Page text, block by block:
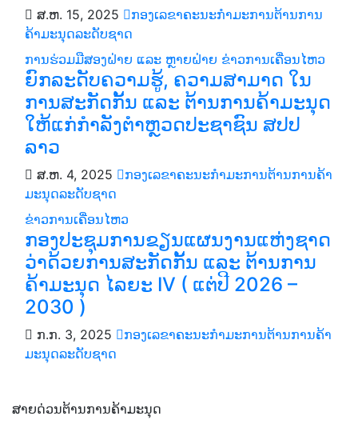
ສ.ຫ. 15, 2025
ກອງເລຂາຄະນະກຳມະການຕ້ານການ
ຄ້າມະນຸດລະດັບຊາດ
ການຮ່ວມມືສອງຝ່າຍ ແລະ ຫຼາຍຝ່າຍ ຂ່າວການເຄື່ອນໄຫວ
ຍົກລະດັບຄວາມຮູ້, ຄວາມສາມາດ ໃນ
ການສະກັດກັ້ນ ແລະ ຕ້ານການຄ້າມະນຸດ
ໃຫ້ແກ່ກຳລັງຕຳຫຼວດປະຊາຊົນ ສປປ
ລາວ
ສ.ຫ. 4, 2025
ກອງເລຂາຄະນະກຳມະການຕ້ານການຄ້າ
ມະນຸດລະດັບຊາດ
ຂ່າວການເຄື່ອນໄຫວ
ກອງປະຊຸມການຂຽນແຜນງານແຫ່ງຊາດ
ວ່າດ້ວຍການສະກັດກັ້ນ ແລະ ຕ້ານການ
ຄ້າມະນຸດ ໄລຍະ IV ( ແຕ່ປີ 2026 –
2030 )
ກ.ກ. 3, 2025
ກອງເລຂາຄະນະກຳມະການຕ້ານການຄ້າ
ມະນຸດລະດັບຊາດ
ສາຍດ່ວນຕ້ານການຄ້າມະນຸດ